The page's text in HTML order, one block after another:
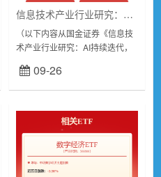
信息技术产业行业研究：AI持续迭代，关注硬件及应用落地投资机会
（以下内容从国金证券《信息技
术产业行业研究：AI持续迭代，
研报附件原文摘录）投资逻辑电
子板块：电子Q2盈利同环比快速
09-26